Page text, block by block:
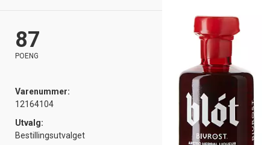
87
POENG
Varenummer:
12164104
Utvalg:
Bestillingsutvalget